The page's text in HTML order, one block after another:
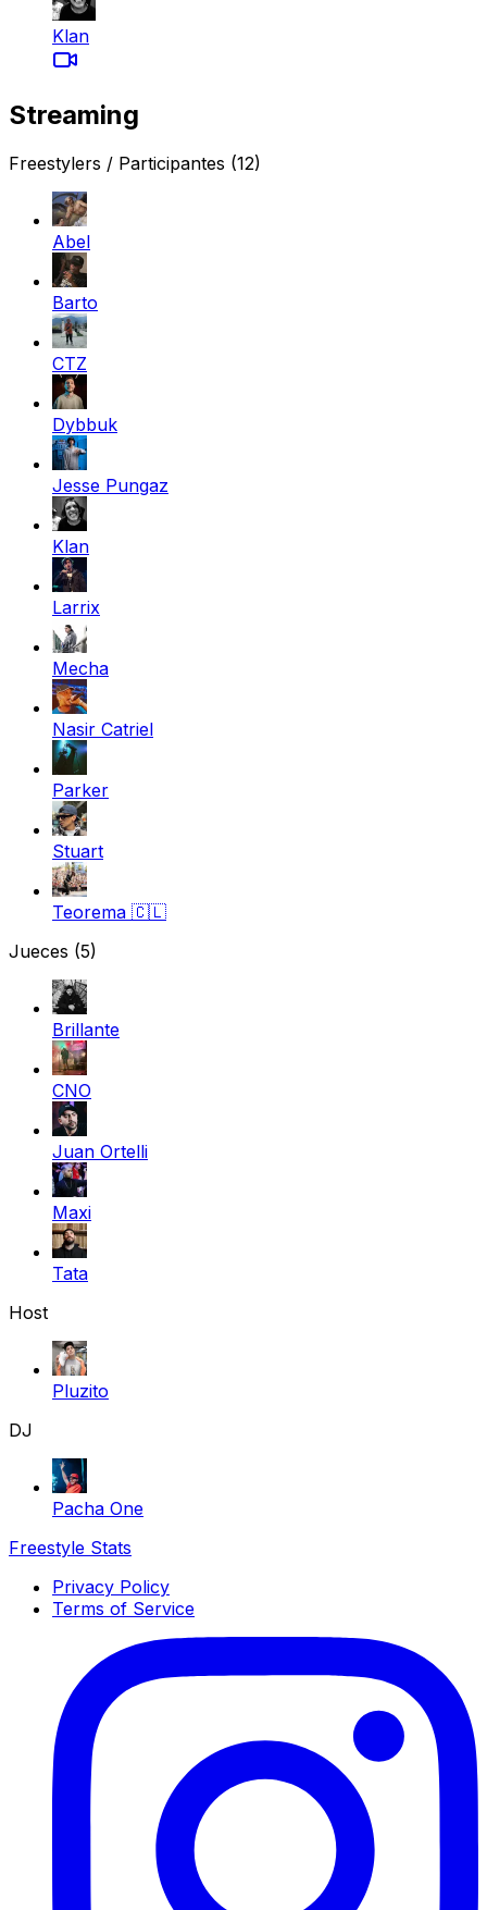
Klan
Streaming
Freestylers / Participantes (12)
Abel
Barto
CTZ
Dybbuk
Jesse Pungaz
Klan
Larrix
Mecha
Nasir Catriel
Parker
Stuart
Teorema 🇨🇱
Jueces (5)
Brillante
CNO
Juan Ortelli
Maxi
Tata
Host
Pluzito
DJ
Pacha One
Freestyle Stats
Privacy Policy
Terms of Service